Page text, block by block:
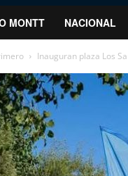
MONTT NACIONAL
Inauguran plaza Los